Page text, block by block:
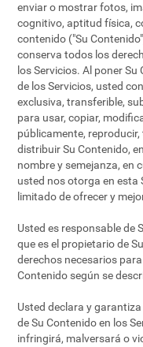
enviar o mostrar fotos,
cognitivo, aptitud física,
contenido ("Su
conserva todos los
los Servicios. Al poner
de los Servicios, usted
exclusiva, transferible,
para usar, copiar,
públicamente,
distribuir Su Contenido,
nombre y semejanza, en
usted nos otorga en esta
limitado de ofrecer y
Usted es responsable de
que es el propietario de
derechos necesarios
Contenido según se
Usted declara y
de Su Contenido en los
infringirá, malversará o